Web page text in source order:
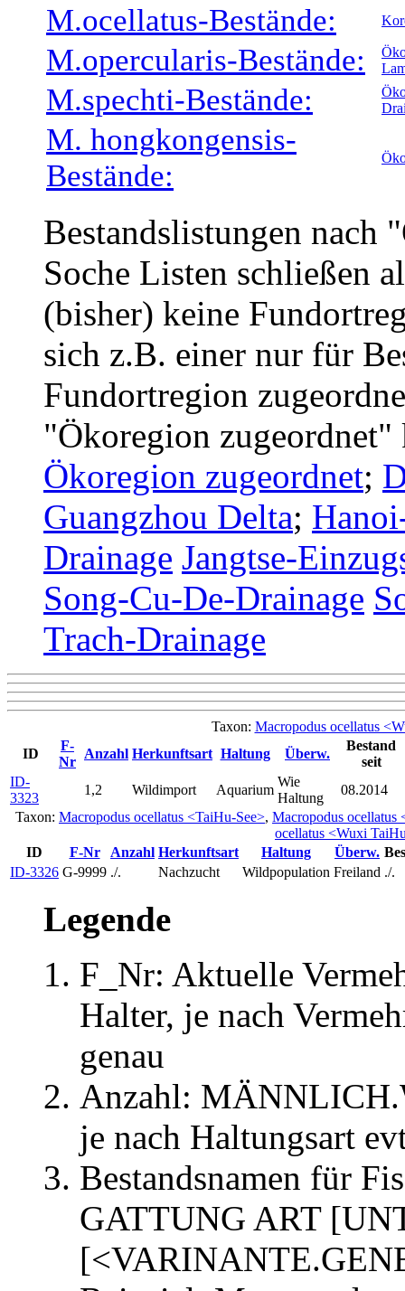
M.ocellatus-Bestände:
M.opercularis-Bestände:
M.spechti-Bestände:
M. hongkongensis-
Bestände:
Bestandslistungen nach
Soche Listen schließen
(bisher) keine
sich z.B. einer nur für
Fundortregion
"Ökoregion
Ökoregion zugeordnet;
Guangzhou Delta;
Drainage Jangtse-
Song-Cu-De-Drainage
Trach-Drainage
Taxon: Macropodus ocellatus
ID
F-
Nr
Anzahl Herkunftsart Haltung Überw.
Bestand
seit
ID-
3323
1,2 Wildimport Aquarium
Wie
Haltung
08.2014
Taxon: Macropodus ocellatus <TaiHu-See>, Macropodus ocellatus
ocellatus <Wuxi
ID
F-Nr Anzahl Herkunftsart Haltung Überw.
ID-3326 G-9999 ./. Nachzucht Wildpopulation Freiland ./.
Legende
F_Nr: Aktuelle
Halter, je nach
genau
Anzahl:
je nach Haltungsart
Bestandsnamen für
GATTUNG ART